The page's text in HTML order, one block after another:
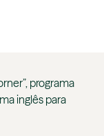
programa
inglês para